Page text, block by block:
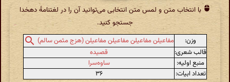
با انتخاب متن و لمس متن انتخابی می‌توانید آن را در لغتنامهٔ دهخدا
جستجو کنید.
وزن:
مفاعیلن مفاعیلن مفاعیلن مفاعیلن (هزج مثمن سالم)
قالب شعری:
قصیده
منبع اولیه:
ساوه‌سرا
تعداد ابیات:
۳۶